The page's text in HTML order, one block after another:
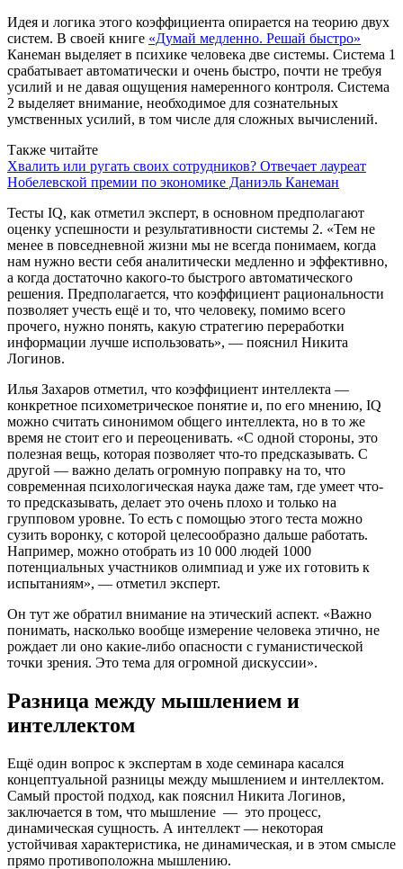
Идея и логика этого коэффициента опирается на теорию двух
систем. В своей книге «Думай медленно. Решай быстро»
Канеман выделяет в психике человека две системы. Система 1
срабатывает автоматически и очень быстро, почти не требуя
усилий и не давая ощущения намеренного контроля. Система
2 выделяет внимание, необходимое для сознательных
умственных усилий, в том числе для сложных вычислений.
Также читайте
Хвалить или ругать своих сотрудников? Отвечает лауреат
Нобелевской премии по экономике Даниэль Канеман
Тесты IQ, как отметил эксперт, в основном предполагают
оценку успешности и результативности системы 2. «Тем не
менее в повседневной жизни мы не всегда понимаем, когда
нам нужно вести себя аналитически медленно и эффективно,
а когда достаточно какого-то быстрого автоматического
решения. Предполагается, что коэффициент рациональности
позволяет учесть ещё и то, что человеку, помимо всего
прочего, нужно понять, какую стратегию переработки
информации лучше использовать», — пояснил Никита
Логинов.
Илья Захаров отметил, что коэффициент интеллекта —
конкретное психометрическое понятие и, по его мнению, IQ
можно считать синонимом общего интеллекта, но в то же
время не стоит его и переоценивать. «С одной стороны, это
полезная вещь, которая позволяет что-то предсказывать. С
другой — важно делать огромную поправку на то, что
современная психологическая наука даже там, где умеет что-
то предсказывать, делает это очень плохо и только на
групповом уровне. То есть с помощью этого теста можно
сузить воронку, с которой целесообразно дальше работать.
Например, можно отобрать из 10 000 людей 1000
потенциальных участников олимпиад и уже их готовить к
испытаниям», — отметил эксперт.
Он тут же обратил внимание на этический аспект. «Важно
понимать, насколько вообще измерение человека этично, не
рождает ли оно какие-либо опасности с гуманистической
точки зрения. Это тема для огромной дискуссии».
Разница между мышлением и
интеллектом
Ещё один вопрос к экспертам в ходе семинара касался
концептуальной разницы между мышлением и интеллектом.
Самый простой подход, как пояснил Никита Логинов,
заключается в том, что мышление — это процесс,
динамическая сущность. А интеллект — некоторая
устойчивая характеристика, не динамическая, и в этом смысле
прямо противоположна мышлению.